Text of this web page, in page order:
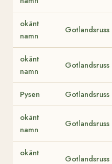
okänt
namn
Gotlandsruss
okänt
namn
Gotlandsruss
Pysen Gotlandsruss
okänt
namn
Gotlandsruss
okänt
Gotlandsruss